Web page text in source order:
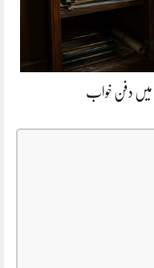
میں دفن خواب